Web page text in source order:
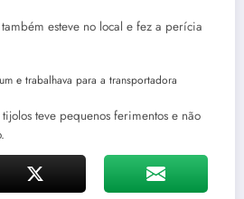
esteve no local e fez a perícia
e trabalhava para a transportadora
teve pequenos ferimentos e não